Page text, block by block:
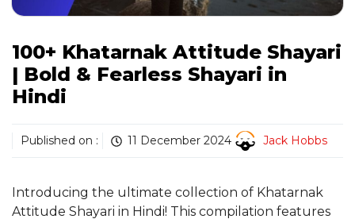
100+ Khatarnak Attitude Shayari
| Bold & Fearless Shayari in
Hindi
Published on : 11 December 2024 Jack Hobbs
Introducing the ultimate collection of Khatarnak
Attitude Shayari in Hindi! This compilation features